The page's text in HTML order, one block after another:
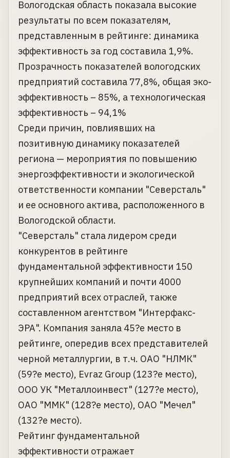
Вологодская область показала высокие
результаты по всем показателям,
представленным в рейтинге: динамика
эффективность за год составила 1,9%.
Прозрачность показателей вологодских
предприятий составила 77,8%, общая эко-
эффективность – 85%, а технологическая
эффективность – 94,1%
Среди причин, повлиявших на
позитивную динамику показателей
региона — мероприятия по повышению
энергоэффективности и экологической
ответственности компании "Северсталь"
и ее основного актива, расположенного в
Вологодской области.
"Северсталь" стала лидером среди
конкурентов в рейтинге
фундаментальной эффективности 150
крупнейших компаний и почти 4000
предприятий всех отраслей, также
составленном агентством "Интерфакс-
ЭРА". Компания заняла 45?е место в
рейтинге, опередив всех представителей
черной металлургии, в т.ч. ОАО "НЛМК"
(59?е место), Evraz Group (123?е место),
ООО УК "Металлоинвест" (127?е место),
ОАО "ММК" (128?е место), ОАО "Мечел"
(132?е место).
Рейтинг фундаментальной
эффективности отражает